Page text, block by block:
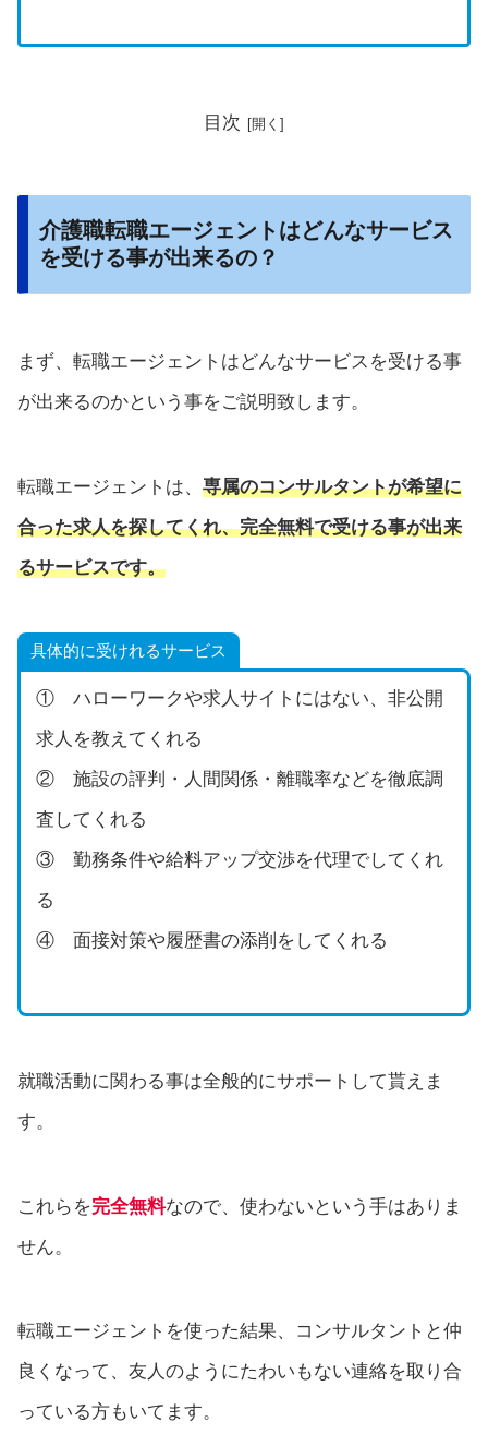
目次
介護職転職エージェントはどんなサービス
を受ける事が出来るの？
まず、転職エージェントはどんなサービスを受ける事
が出来るのかという事をご説明致します。
転職エージェントは、 専属のコンサルタントが希望に
合った求人を探してくれ、完全無料で受ける事が出来
るサービスです。
具体的に受けれるサービス
① ハローワークや求人サイトにはない、非公開
求人を教えてくれる
② 施設の評判・人間関係・離職率などを徹底調
査してくれる
③ 勤務条件や給料アップ交渉を代理でしてくれ
る
④ 面接対策や履歴書の添削をしてくれる
就職活動に関わる事は全般的にサポートして貰えま
す。
これらを完全無料なので、使わないという手はありま
せん。
転職エージェントを使った結果、コンサルタントと仲
良くなって、友人のようにたわいもない連絡を取り合
っている方もいてます。